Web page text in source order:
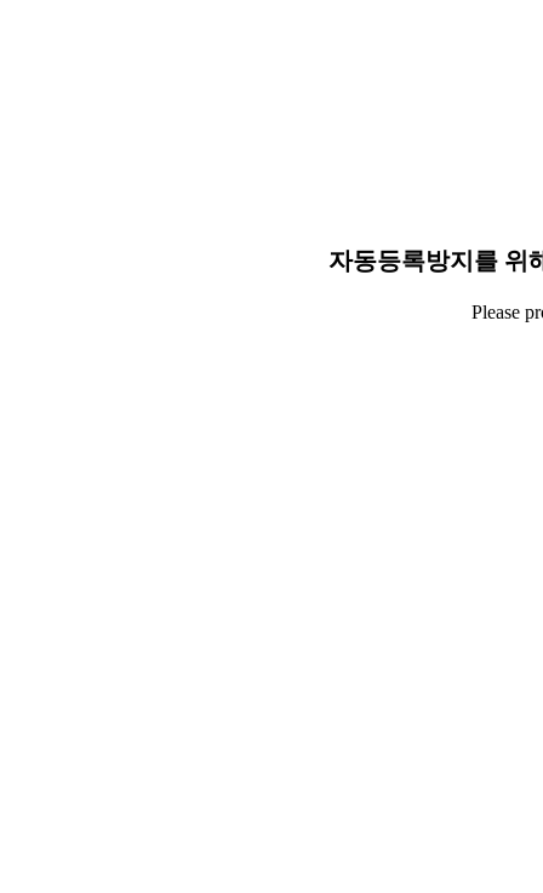
자동등록방지를 위
Please